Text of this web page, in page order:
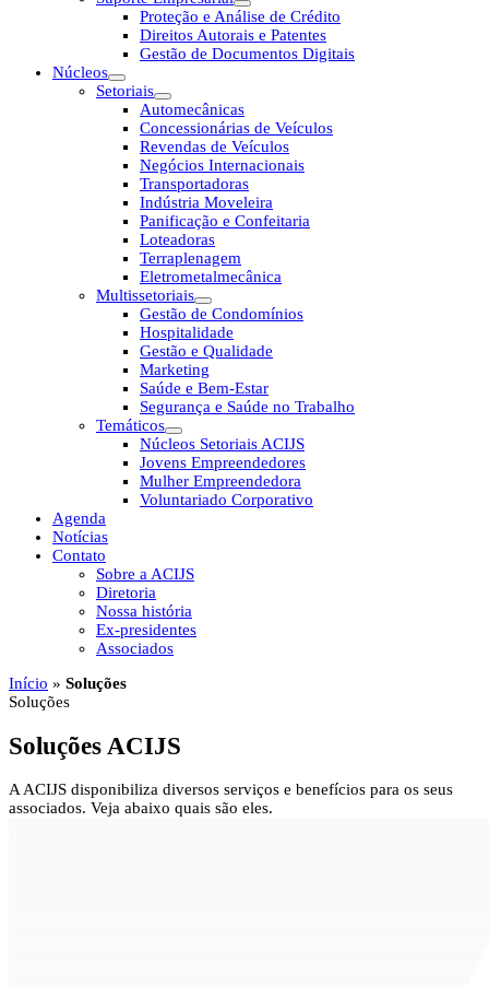
Proteção e Análise de Crédito
Direitos Autorais e Patentes
Gestão de Documentos Digitais
Núcleos
Setoriais
Automecânicas
Concessionárias de Veículos
Revendas de Veículos
Negócios Internacionais
Transportadoras
Indústria Moveleira
Panificação e Confeitaria
Loteadoras
Terraplenagem
Eletrometalmecânica
Multissetoriais
Gestão de Condomínios
Hospitalidade
Gestão e Qualidade
Marketing
Saúde e Bem-Estar
Segurança e Saúde no Trabalho
Temáticos
Núcleos Setoriais ACIJS
Jovens Empreendedores
Mulher Empreendedora
Voluntariado Corporativo
Agenda
Notícias
Contato
Sobre a ACIJS
Diretoria
Nossa história
Ex-presidentes
Associados
Início » Soluções
Soluções
Soluções ACIJS
A ACIJS disponibiliza diversos serviços e benefícios para os seus
associados. Veja abaixo quais são eles.